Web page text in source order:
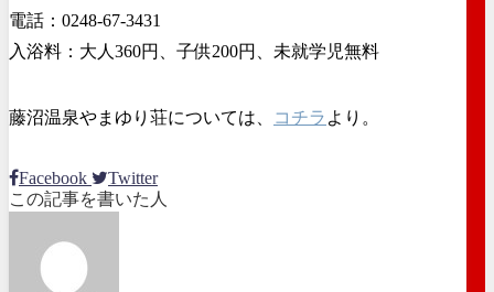
電話：0248-67-3431
入浴料：大人360円、子供200円、未就学児無料
藤沼温泉やまゆり荘については、 コチラ より。
Facebook
Twitter
この記事を書いた人